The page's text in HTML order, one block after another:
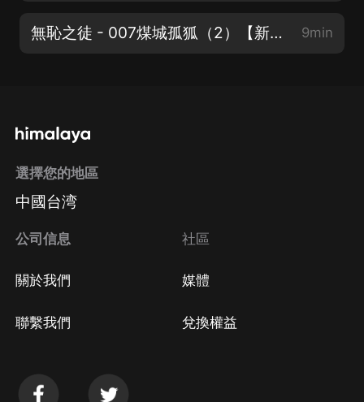
無恥之徒 - 007煤城孤狐（2）【新書上架，求訂閱】 9min
選擇您的地區
中國台湾
公司信息
關於我們
聯繫我們
社區
媒體
兌換權益